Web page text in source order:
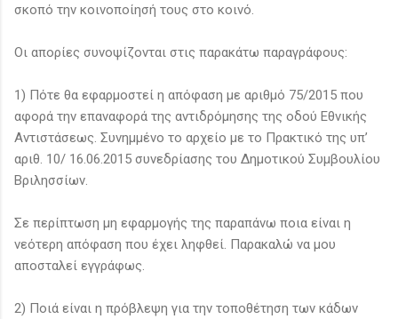
σκοπό την κοινοποίησή τους στο κοινό.
Οι απορίες συνοψίζονται στις παρακάτω παραγράφους:
1) Πότε θα εφαρμοστεί η απόφαση με αριθμό 75/2015 που
αφορά την επαναφορά της αντιδρόμησης της οδού Εθνικής
Αντιστάσεως. Συνημμένο το αρχείο με το Πρακτικό της υπ’
αριθ. 10/ 16.06.2015 συνεδρίασης του Δημοτικού Συμβουλίου
Βριλησσίων.
Σε περίπτωση μη εφαρμογής της παραπάνω ποια είναι η
νεότερη απόφαση που έχει ληφθεί. Παρακαλώ να μου
αποσταλεί εγγράφως.
2) Ποιά είναι η πρόβλεψη για την τοποθέτηση των κάδων